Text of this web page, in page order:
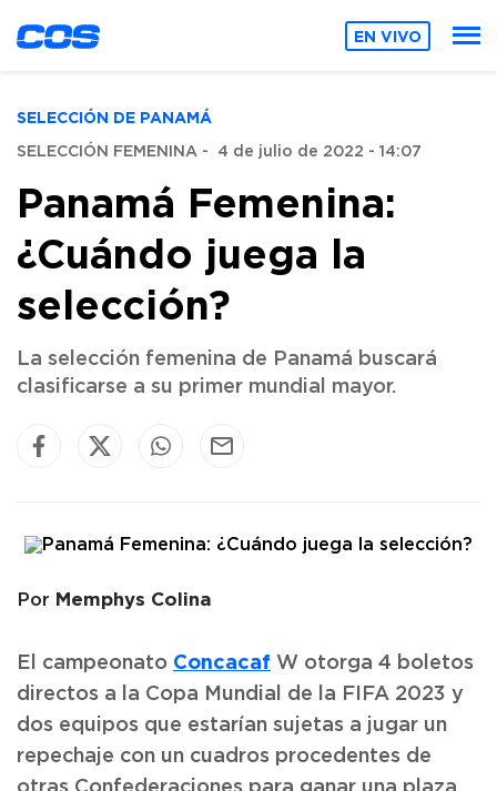
EN VIVO
SELECCIÓN DE PANAMÁ
SELECCIÓN FEMENINA - 4 de julio de 2022 - 14:07
Panamá Femenina:
¿Cuándo juega la
selección?
La selección femenina de Panamá buscará
clasificarse a su primer mundial mayor.
Por Memphys Colina
El campeonato Concacaf W otorga 4 boletos
directos a la Copa Mundial de la FIFA 2023 y
dos equipos que estarían sujetas a jugar un
repechaje con un cuadros procedentes de